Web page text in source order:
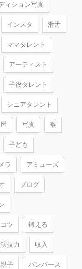
ィション写真
インスタ 滑舌
ママタレント
アーティスト
子役タレント
シニアタレント
写真 喉
子ども
ラ アミューズ
ブログ
コツ 鍛える
演技力 収入
親子 パンパース